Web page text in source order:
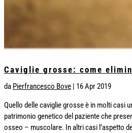
Caviglie grosse: come
da Pierfrancesco Bove | 16 Apr 2019
Quello delle caviglie grosse è in molti casi
patrimonio genetico del paziente che
osseo – muscolare. In altri casi l’aspetto